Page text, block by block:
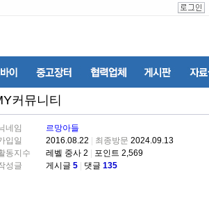
커뮤니티
네임
르망아들
입일
2016.08.22 최종방문 2024.09.13
동지수
레벨 중사 2
포인트 2,569
성글
게시글 5 댓글 135